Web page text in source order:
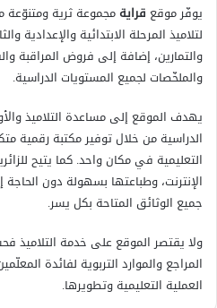
يوفّر موقع قرايةمجموعة ثرية ومتنوّعة
لتلاميذ المرحلة الابتدائية والإعدادية
والتمارين، إضافة إلى فروض المراقبة
والملخّصات لجميع المستويات الدراسية.
يهدف الموقع إلى مساعدة التلاميذ
الدراسية من خلال توفير مكتبة رقمية
التعليمية في مكان واحد. كما يتيح
الإنترنت، وطباعتها بسهولة دون الحاجة
جميع الوثائق المتاحة بكل يسر.
ولا يقتصر الموقع على خدمة التلاميذ
المراجع والموارد التربوية لفائدة
العملية التعليمية وتطويرها.